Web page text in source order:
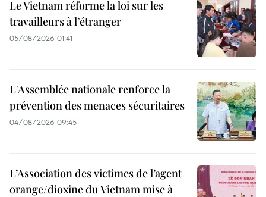
Le Vietnam réforme la loi sur les
travailleurs à l’étranger
05/08/2026 01:41
L'Assemblée nationale renforce la
prévention des menaces sécuritaires
04/08/2026 09:45
L’Association des victimes de l’agent
orange/dioxine du Vietnam mise à